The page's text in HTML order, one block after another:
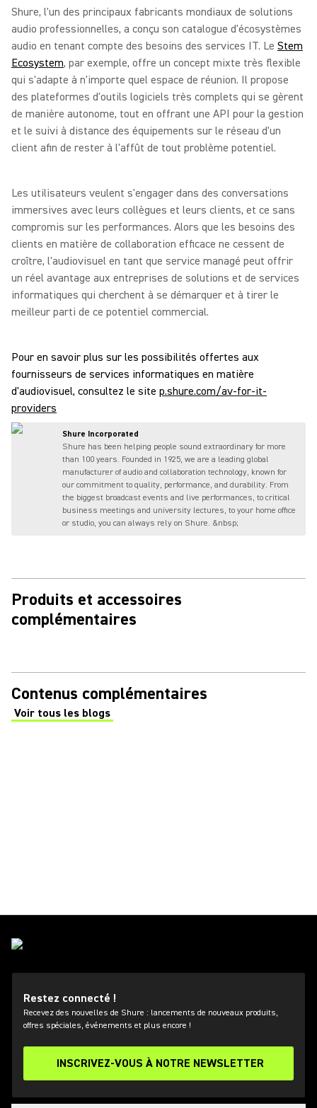
Shure, l'un des principaux fabricants mondiaux de solutions
audio professionnelles, a conçu son catalogue d'écosystèmes
audio en tenant compte des besoins des services IT. Le Stem
Ecosystem, par exemple, offre un concept mixte très flexible
qui s'adapte à n'importe quel espace de réunion. Il propose
des plateformes d'outils logiciels très complets qui se gèrent
de manière autonome, tout en offrant une API pour la gestion
et le suivi à distance des équipements sur le réseau d'un
client afin de rester à l'affût de tout problème potentiel.
Les utilisateurs veulent s'engager dans des conversations
immersives avec leurs collègues et leurs clients, et ce sans
compromis sur les performances. Alors que les besoins des
clients en matière de collaboration efficace ne cessent de
croître, l'audiovisuel en tant que service managé peut offrir
un réel avantage aux entreprises de solutions et de services
informatiques qui cherchent à se démarquer et à tirer le
meilleur parti de ce potentiel commercial.
Pour en savoir plus sur les possibilités offertes aux
fournisseurs de services informatiques en matière
d'audiovisuel, consultez le site p.shure.com/av-for-it-
providers
Shure Incorporated
Shure has been helping people sound extraordinary for more
than 100 years. Founded in 1925, we are a leading global
manufacturer of audio and collaboration technology, known for
our commitment to quality, performance, and durability. From
the biggest broadcast events and live performances, to critical
business meetings and university lectures, to your home office
or studio, you can always rely on Shure. &nbsp;
Produits et accessoires
complémentaires
Contenus complémentaires
Voir tous les blogs
(Opens in a new tab)
Restez connecté !
Recevez des nouvelles de Shure : lancements de nouveaux produits,
offres spéciales, événements et plus encore !
INSCRIVEZ-VOUS À NOTRE NEWSLETTER